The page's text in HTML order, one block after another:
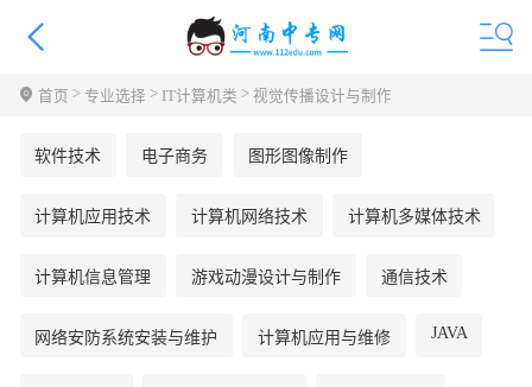
首页 >专业选择 > IT计算机类 > 视觉传播设计与制作
软件技术 电子商务 图形图像制作
计算机应用技术 计算机网络技术 计算机多媒体技术
计算机信息管理 游戏动漫设计与制作 通信技术
网络安防系统安装与维护 计算机应用与维修 JAVA